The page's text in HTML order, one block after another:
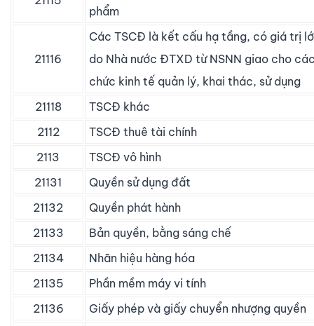
phẩm
21116
Các TSCĐ là kết cấu hạ tầng, có giá trị
do Nhà nước ĐTXD từ NSNN giao cho
chức kinh tế quản lý, khai thác, sử dụng
21118
TSCĐ khác
2112
TSCĐ thuê tài chính
2113
TSCĐ vô hình
21131
Quyền sử dụng đất
21132
Quyền phát hành
21133
Bản quyền, bằng sáng chế
21134
Nhãn hiệu hàng hóa
21135
Phần mềm máy vi tính
21136
Giấy phép và giấy chuyển nhượng quyền